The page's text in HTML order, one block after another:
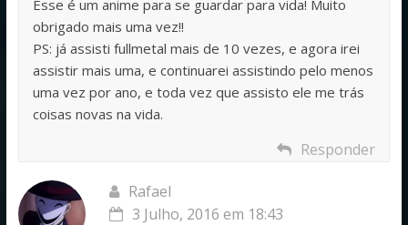
Esse é um anime para se guardar para vida! Muito
obrigado mais uma vez!!
PS: já assisti fullmetal mais de 10 vezes, e agora irei
assistir mais uma, e continuarei assistindo pelo menos
uma vez por ano, e toda vez que assisto ele me trás
coisas novas na vida.
Responder
Rafael
3 Julho, 2016 em 18:43